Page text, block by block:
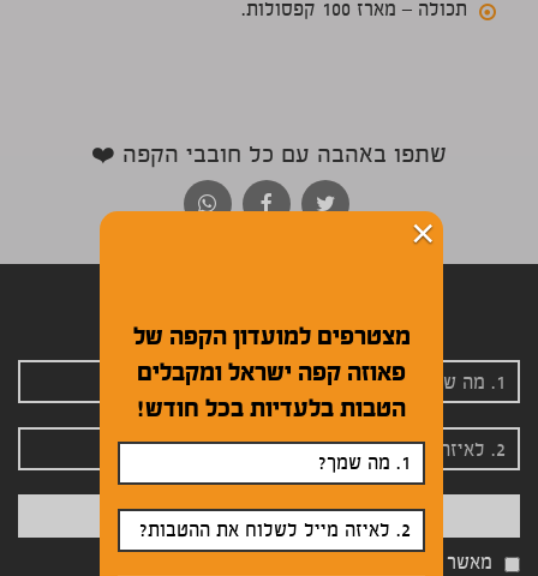
תכולה – מארז 100 קפסולות.
שתפו באהבה עם כל חובבי הקפה ❤️
מאשר קבלת הטבות ומבצעים משתלמים
מצטרפים למועדון הקפה של
פאוזה קפה ישראל ומקבלים
הטבות בלעדיות בכל חודש!
×